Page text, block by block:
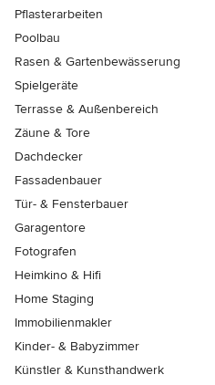
Pflasterarbeiten
Poolbau
Rasen & Gartenbewässerung
Spielgeräte
Terrasse & Außenbereich
Zäune & Tore
Dachdecker
Fassadenbauer
Tür- & Fensterbauer
Garagentore
Fotografen
Heimkino & Hifi
Home Staging
Immobilienmakler
Kinder- & Babyzimmer
Künstler & Kunsthandwerk